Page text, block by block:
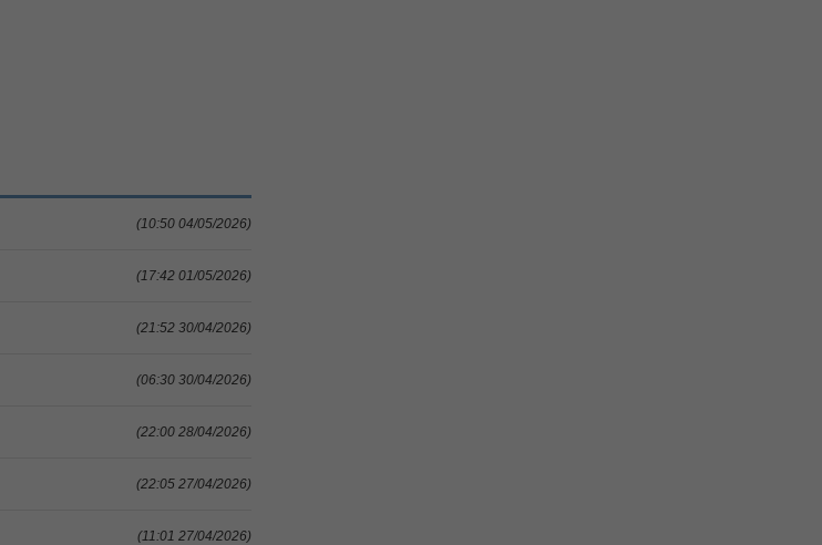
(10:50 04/05/2026)
(17:42 01/05/2026)
(21:52 30/04/2026)
(06:30 30/04/2026)
(22:00 28/04/2026)
(22:05 27/04/2026)
(11:01 27/04/2026)